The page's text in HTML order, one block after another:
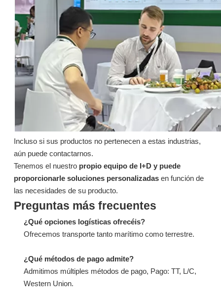
1096: Lubricante de larga duración para fluidos de corte semisintéticos
Preguntar
1409b éster polimérico para fluidos de metalurgia a base de agua
Preguntar
1096: Lubricante de larga duración para fluidos de corte semisintéticos
Incluso si sus productos no pertenecen a estas industrias,
aún puede contactarnos.
Tenemos el nuestro propio equipo de I+D y puede
proporcionarle soluciones personalizadas en función de
las necesidades de su producto.
Preguntas más frecuentes
¿Qué opciones logísticas ofrecéis?
Ofrecemos transporte tanto marítimo como terrestre.
¿Qué métodos de pago admite?
Admitimos múltiples métodos de pago, Pago: TT, L/C,
Western Union.